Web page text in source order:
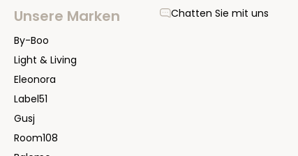
Unsere Marken
By-Boo
Light & Living
Eleonora
Label51
Gusj
Room108
Chatten Sie mit uns